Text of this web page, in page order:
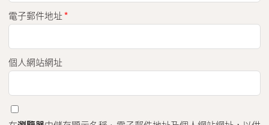
電子郵件地址*
個人網站網址